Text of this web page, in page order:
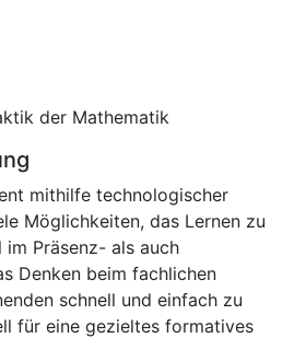
der Mathematik
mithilfe technologischer
Möglichkeiten, das Lernen zu
Präsenz- als auch
Denken beim fachlichen
schnell und einfach zu
für eine gezieltes formatives